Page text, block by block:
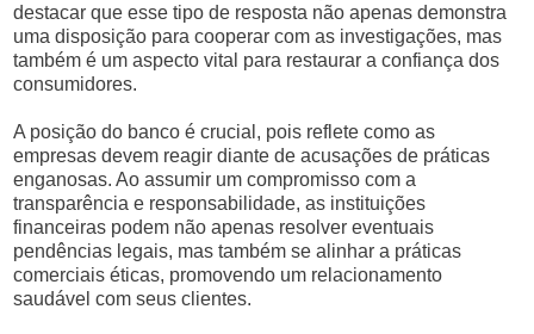
destacar que esse tipo de resposta não apenas demonstra
uma disposição para cooperar com as investigações, mas
também é um aspecto vital para restaurar a confiança dos
consumidores.
A posição do banco é crucial, pois reflete como as
empresas devem reagir diante de acusações de práticas
enganosas. Ao assumir um compromisso com a
transparência e responsabilidade, as instituições
financeiras podem não apenas resolver eventuais
pendências legais, mas também se alinhar a práticas
comerciais éticas, promovendo um relacionamento
saudável com seus clientes.